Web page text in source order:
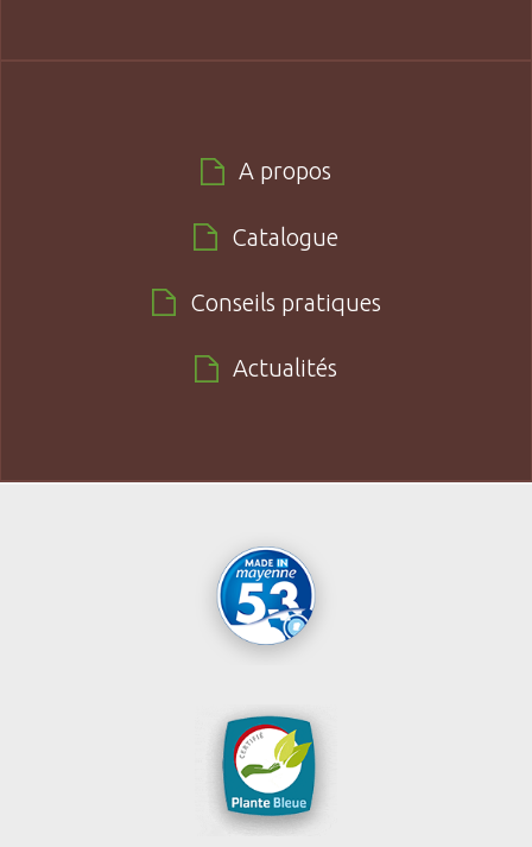
A propos
Catalogue
Conseils pratiques
Actualités